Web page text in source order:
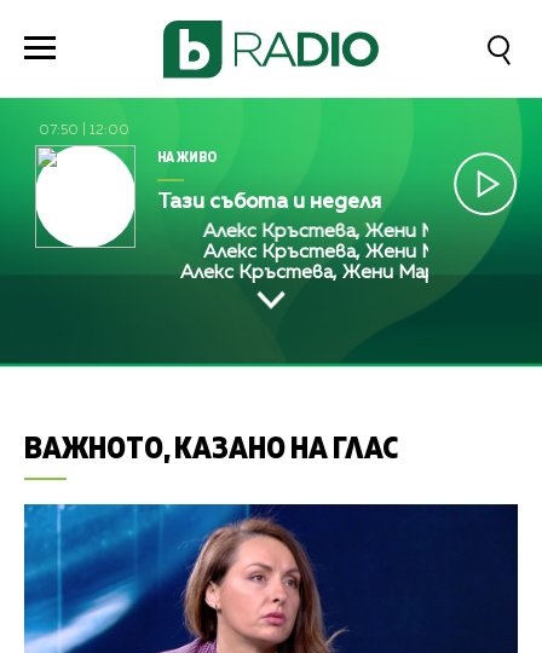
07:50 12:00
НА ЖИВО
Тази събота и неделя
Алекс Кръстева, Жени Марчева и
Алекс Кръстева, Жени Марчева и
Алекс Кръстева, Жени Марчева и
ВАЖНОТО, КАЗАНО НА ГЛАС